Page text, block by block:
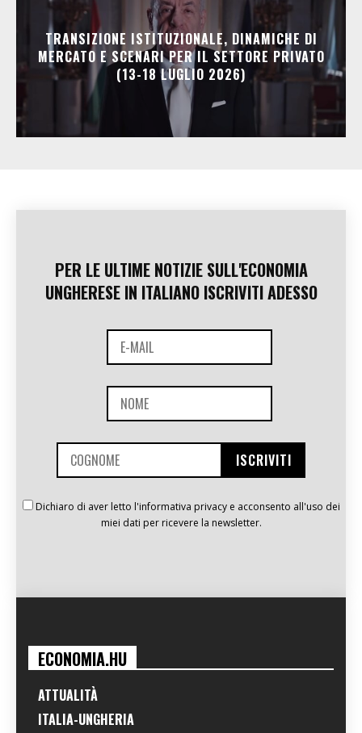
TRANSIZIONE ISTITUZIONALE, DINAMICHE DI
MERCATO E SCENARI PER IL SETTORE PRIVATO
(13-18 LUGLIO 2026)
PER LE ULTIME NOTIZIE SULL'ECONOMIA
UNGHERESE IN ITALIANO ISCRIVITI ADESSO
Dichiaro di aver letto l'informativa privacy e acconsento all'uso dei
miei dati per ricevere la newsletter.
ECONOMIA.HU
ATTUALITÀ
ITALIA-UNGHERIA